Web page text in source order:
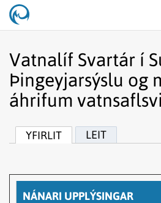
Vatnalíf Svartár í
Þingeyjarsýslu og
áhrifum
YFIRLIT LEIT
NÁNARI UPPLÝSINGAR